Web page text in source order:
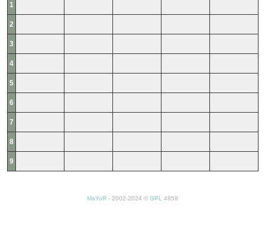
1
2
3
4
5
6
7
8
9
MaYoR - 2002-2024 © GPL 4859